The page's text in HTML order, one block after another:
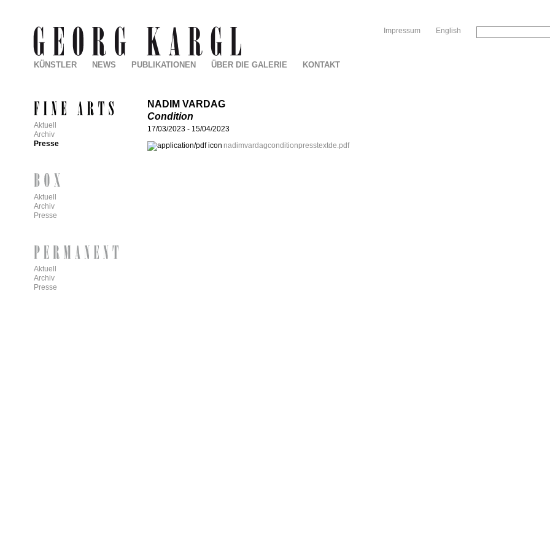
English
Impressum
NADIM VARDAG
Condition
17/03/2023 - 15/04/2023
nadimvardagconditionpresstextde.pdf
KÜNSTLER NEWS PUBLIKATIONEN ÜBER DIE GALERIE KONTAKT
Aktuell
Archiv
Presse
Aktuell
Archiv
Presse
Aktuell
Archiv
Presse